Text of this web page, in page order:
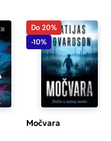
Do 20%
-10%
Močvara